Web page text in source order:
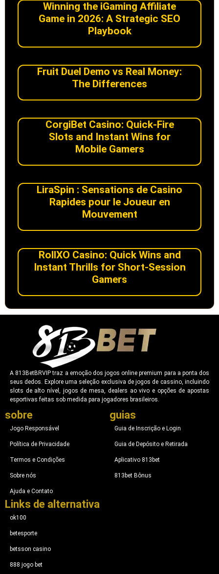
Winning the iGaming Affiliate
Game in 2026: A Strategic SEO
Playbook
Fruit Duel Demo vs Real Money:
The Differences
CorgiBet Casino: Quick‑Fire
Slots and Instant Wins for
Mobile Gamers
LiraSpin : Sensations de Casino
Rapides pour le Joueur en
Mouvement
RollXO Casino: Quick Wins and
Instant Thrills for Short‑Session
Gamers
A 813BetBRVIP traz a emoção dos jogos online premium para a ponta dos
seus dedos. Explore uma seleção exclusiva de jogos de cassino, incluindo
slots de alto nível, jogos de mesa, dealers ao vivo e opções de apostas
esportivas feitas sob medida para jogadores brasileiros.
sobre
Jogo Responsável
Política de Privacidade
Termos e Condições
Sobre nós
Ajuda e Contato
guias
Guia de Inscrição e Login
Guia de Depósito e Retirada
Aplicativo 813bet
813bet Bônus
Links de alternativa
ok100
betesporte​
betsson casino
888 jogo bet